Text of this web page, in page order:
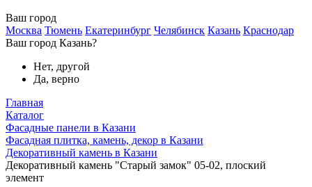
Ваш город
Москва Тюмень Екатеринбург Челябинск Казань Краснодар
Ваш город Казань?
Нет, другой
Да, верно
Главная
Каталог
Фасадные панели в Казани
Фасадная плитка, камень, декор в Казани
Декоративный камень в Казани
Декоративный камень "Старый замок" 05-02, плоский
элемент